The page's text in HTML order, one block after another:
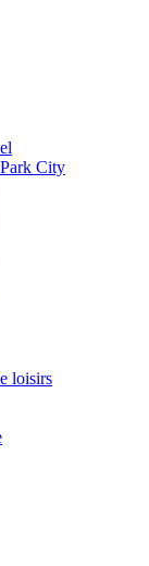
City
loisirs